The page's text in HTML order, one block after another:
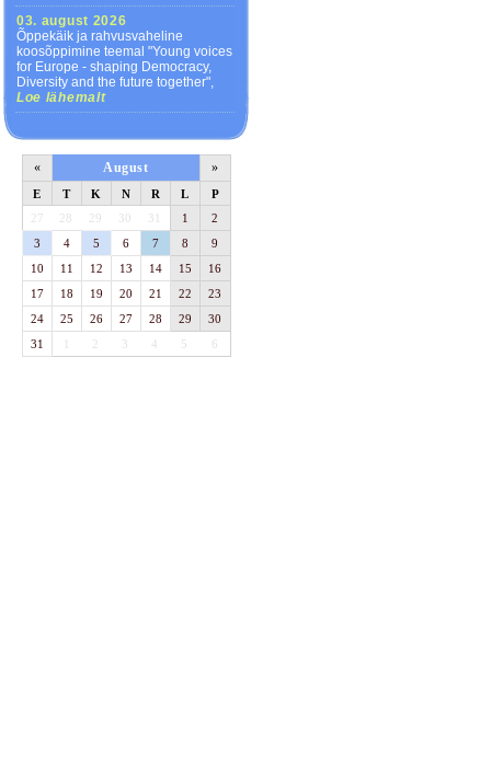
03. august 2026
Õppekäik ja rahvusvaheline
koosõppimine teemal "Young voices
for Europe - shaping Democracy,
Diversity and the future together",
Loe lähemalt
« August »
E T K N R L
P
27
28 29 30 31 1
2
3
4 5 6 7 8
9
10
11 12 13 14 15
16
17
18 19 20 21 22
23
24
25 26 27 28 29
30
31
1 3 4 5 6